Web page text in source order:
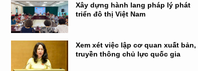
Xây dựng hành lang pháp lý phát
triển đô thị Việt Nam
Xem xét việc lập cơ quan xuất bản,
truyền thông chủ lực quốc gia